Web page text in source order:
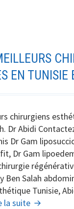
EN TUNISIE
chirurgiens
Dr Abidi
Dr Gam
Dr Gam
Ben Salah
Tunisie,
la suite Top